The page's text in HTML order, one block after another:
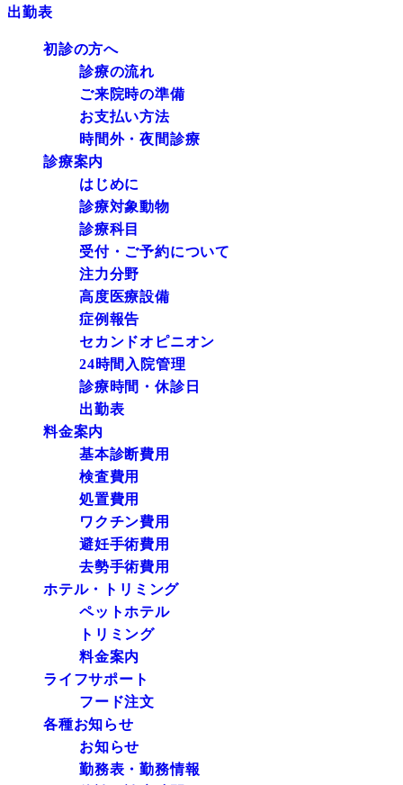
出勤表
初診の方へ
診療の流れ
ご来院時の準備
お支払い方法
時間外・夜間診療
診療案内
はじめに
診療対象動物
診療科目
受付・ご予約について
注力分野
高度医療設備
症例報告
セカンドオピニオン
24時間入院管理
診療時間・休診日
出勤表
料金案内
基本診断費用
検査費用
処置費用
ワクチン費用
避妊手術費用
去勢手術費用
ホテル・トリミング
ペットホテル
トリミング
料金案内
ライフサポート
フード注文
各種お知らせ
お知らせ
勤務表・勤務情報